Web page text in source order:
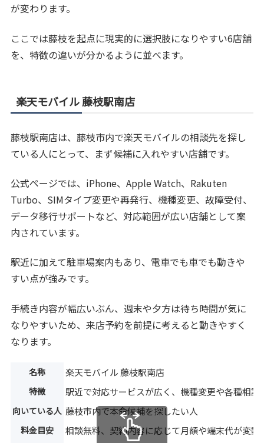
が変わります。
ここでは藤枝を起点に現実的に選択肢になりやすい6店舗
を、特徴の違いが分かるように並べます。
楽天モバイル 藤枝駅南店
藤枝駅南店は、藤枝市内で楽天モバイルの相談先を探し
ている人にとって、まず候補に入れやすい店舗です。
公式ページでは、iPhone、Apple Watch、Rakuten
Turbo、SIMタイプ変更や再発行、機種変更、故障受付、
データ移行サポートなど、対応範囲が広い店舗として案
内されています。
駅近に加えて駐車場案内もあり、電車でも車でも動きや
すい点が強みです。
手続き内容が幅広いぶん、週末や夕方は待ち時間が気に
なりやすいため、来店予約を前提に考えると動きやすく
なります。
名称 楽天モバイル 藤枝駅南店
特徴 駅近で対応サービスが広く、機種変更や各種相談
向いている人 藤枝市内で本命候補を探したい人
料金目安 相談無料、契約内容に応じて月額や端末代が変動